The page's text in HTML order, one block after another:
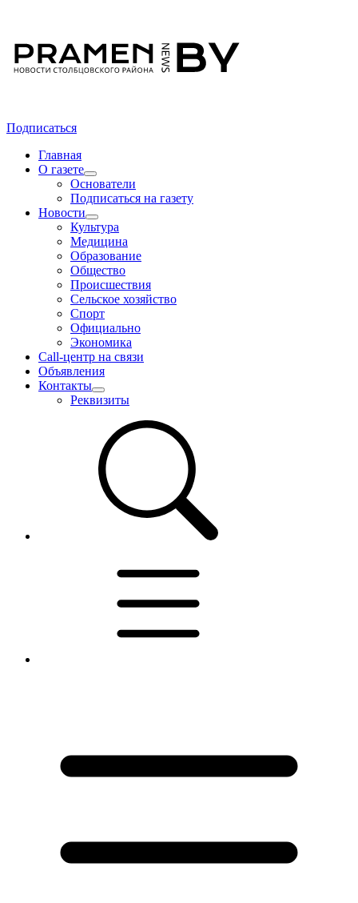
Подписаться
Главная
О газете
Основатели
Подписаться на газету
Новости
Культура
Медицина
Образование
Общество
Происшествия
Сельское хозяйство
Спорт
Официально
Экономика
Call-центр на связи
Объявления
Контакты
Реквизиты